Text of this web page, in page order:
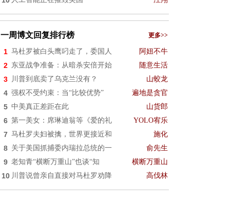
一周博文回复排行榜 更多>>
1 马杜罗被白头鹰叼走了，委国人 阿妞不牛
2 东亚战争准备：从暗杀安倍开始 随意生活
3 川普到底卖了乌克兰没有？ 山蛟龙
4 强权不受约束：当“比较优势” 遍地是贪官
5 中美真正差距在此 山货郎
6 第一美女：席琳迪翁等《爱的礼 YOLO宥乐
7 马杜罗夫妇被擒，世界更接近和 施化
8 关于美国抓捕委内瑞拉总统的一 俞先生
9 老知青“横断万重山”也谈“知 横断万重山
10 川普说曾亲自直接对马杜罗劝降 高伐林